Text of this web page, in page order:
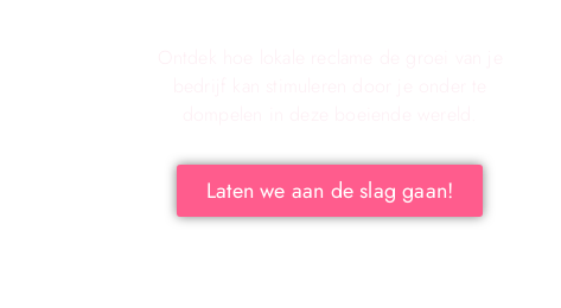
Laten we aan de slag gaan!